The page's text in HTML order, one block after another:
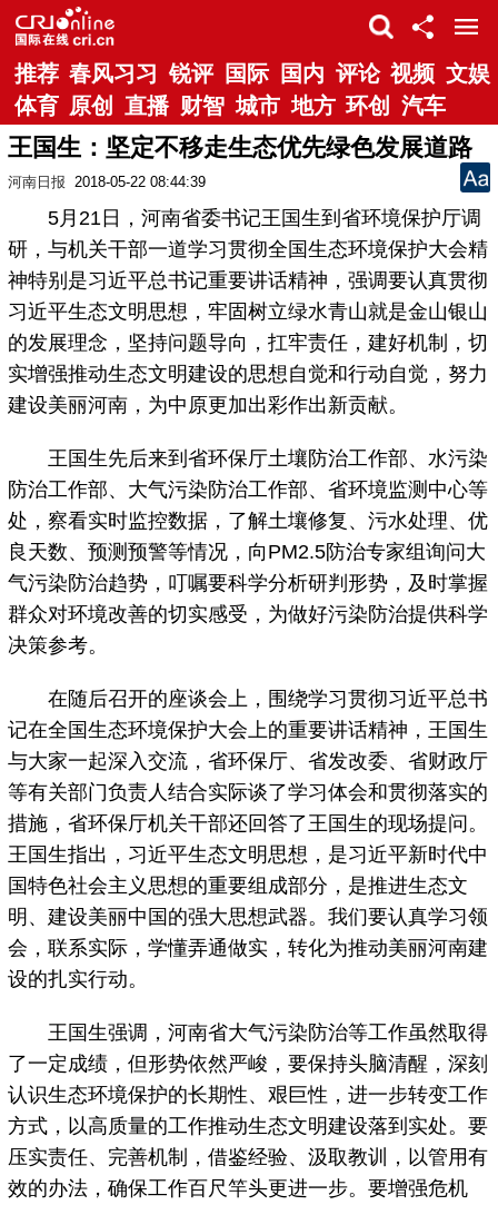
推荐 春风习习 锐评 国际 国内 评论 视频 文娱
体育 原创 直播 财智 城市 地方 环创 汽车
王国生：坚定不移走生态优先绿色发展道路
河南日报 2018-05-22 08:44:39
5月21日，河南省委书记王国生到省环境保护厅调
研，与机关干部一道学习贯彻全国生态环境保护大会精
神特别是习近平总书记重要讲话精神，强调要认真贯彻
习近平生态文明思想，牢固树立绿水青山就是金山银山
的发展理念，坚持问题导向，扛牢责任，建好机制，切
实增强推动生态文明建设的思想自觉和行动自觉，努力
建设美丽河南，为中原更加出彩作出新贡献。
王国生先后来到省环保厅土壤防治工作部、水污染
防治工作部、大气污染防治工作部、省环境监测中心等
处，察看实时监控数据，了解土壤修复、污水处理、优
良天数、预测预警等情况，向PM2.5防治专家组询问大
气污染防治趋势，叮嘱要科学分析研判形势，及时掌握
群众对环境改善的切实感受，为做好污染防治提供科学
决策参考。
在随后召开的座谈会上，围绕学习贯彻习近平总书
记在全国生态环境保护大会上的重要讲话精神，王国生
与大家一起深入交流，省环保厅、省发改委、省财政厅
等有关部门负责人结合实际谈了学习体会和贯彻落实的
措施，省环保厅机关干部还回答了王国生的现场提问。
王国生指出，习近平生态文明思想，是习近平新时代中
国特色社会主义思想的重要组成部分，是推进生态文
明、建设美丽中国的强大思想武器。我们要认真学习领
会，联系实际，学懂弄通做实，转化为推动美丽河南建
设的扎实行动。
王国生强调，河南省大气污染防治等工作虽然取得
了一定成绩，但形势依然严峻，要保持头脑清醒，深刻
认识生态环境保护的长期性、艰巨性，进一步转变工作
方式，以高质量的工作推动生态文明建设落到实处。要
压实责任、完善机制，借鉴经验、汲取教训，以管用有
效的办法，确保工作百尺竿头更进一步。要增强危机